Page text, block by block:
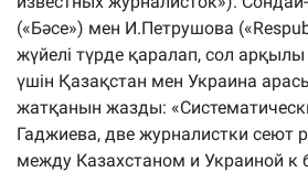
(«Бәсе») мен И.Петрушова
жүйелі түрде қаралап, сол
үшін Қазақстан мен Украина
жатқанын жазды:
Гаджиева, две журналистки сеют
между Казахстаном и Украиной к